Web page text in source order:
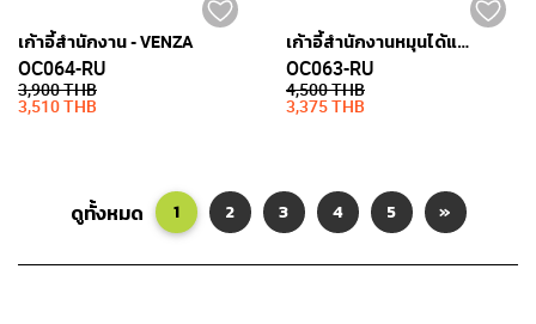
เก้าอี้สำนักงาน - VENZA
OC064-RU
3,900 THB
3,510 THB
เก้าอี้สำนักงานหมุนได้และมีล้อ - VENZA
OC063-RU
4,500 THB
3,375 THB
ดูทั้งหมด 1 2 3 4 5 »